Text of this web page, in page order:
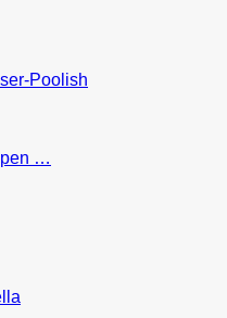
Poolish
…